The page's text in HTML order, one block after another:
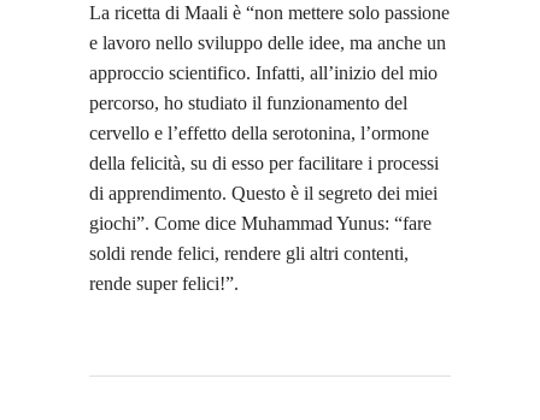
La ricetta di Maali è “non mettere solo passione
e lavoro nello sviluppo delle idee, ma anche un
approccio scientifico. Infatti, all’inizio del mio
percorso, ho studiato il funzionamento del
cervello e l’effetto della serotonina, l’ormone
della felicità, su di esso per facilitare i processi
di apprendimento. Questo è il segreto dei miei
giochi”. Come dice Muhammad Yunus: “fare
soldi rende felici, rendere gli altri contenti,
rende super felici!”.